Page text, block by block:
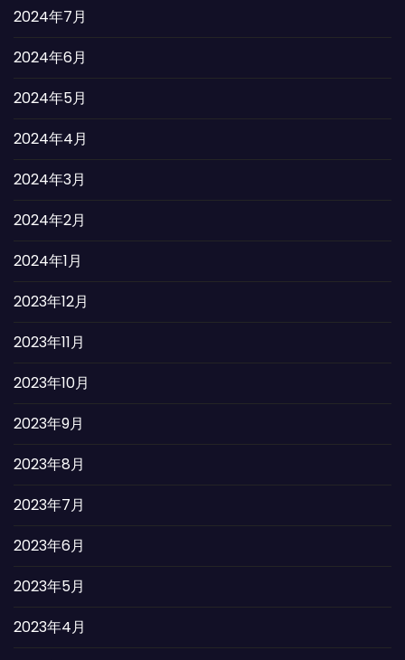
2024年7月
2024年6月
2024年5月
2024年4月
2024年3月
2024年2月
2024年1月
2023年12月
2023年11月
2023年10月
2023年9月
2023年8月
2023年7月
2023年6月
2023年5月
2023年4月